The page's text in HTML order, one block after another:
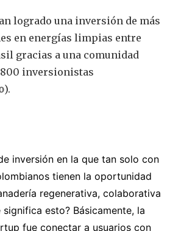
logrado una inversión de más
en energías limpias entre
gracias a una comunidad
inversionistas
).
inversión en la que tan solo con
tienen la oportunidad
regenerativa, colaborativa
significa esto? Básicamente, la
fue conectar a usuarios con